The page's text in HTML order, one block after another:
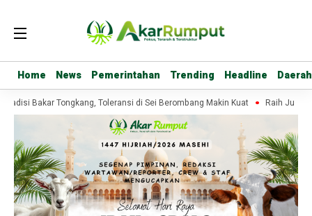
Home News Pemerintahan Trending Headline Daerah
Home News Pemerintahan Trending Headline Daerah
Bakar Tongkang, Toleransi di Sei Berombang Makin Kuat Raih Juara